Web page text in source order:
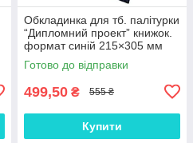
Обкладинка для тб. палітурки
“Дипломний проект” книжок.
формат синій 215×305 мм
(20мм) (уп.5шт)
Готово до відправки
499,50 ₴ 555 ₴
Купити